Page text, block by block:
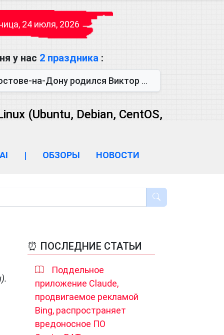
24 июля, 2026
у нас 2 праздника :
Виктор Михайлович Глушков. Под руководством Виктора Михайло...
(Ubuntu, Debian, CentOS,
AI | ОБЗОРЫ НОВОСТИ
⏰ ПОСЛЕДНИЕ СТАТЬИ
Поддельное
приложение Claude,
продвигаемое рекламой
Bing, распространяет
вредоносное ПО